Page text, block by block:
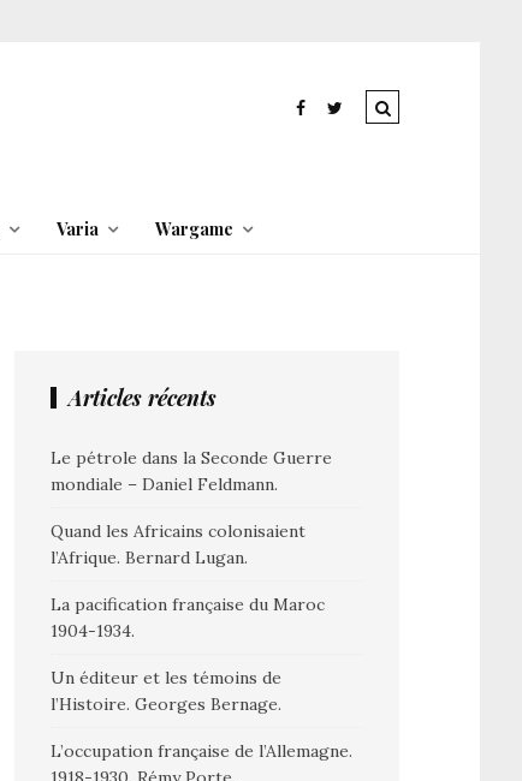
Varia Wargame
Articles récents
Le pétrole dans la Seconde Guerre
mondiale – Daniel Feldmann.
Quand les Africains colonisaient
l’Afrique. Bernard Lugan.
La pacification française du Maroc
1904-1934.
Un éditeur et les témoins de
l’Histoire. Georges Bernage.
L’occupation française de l’Allemagne.